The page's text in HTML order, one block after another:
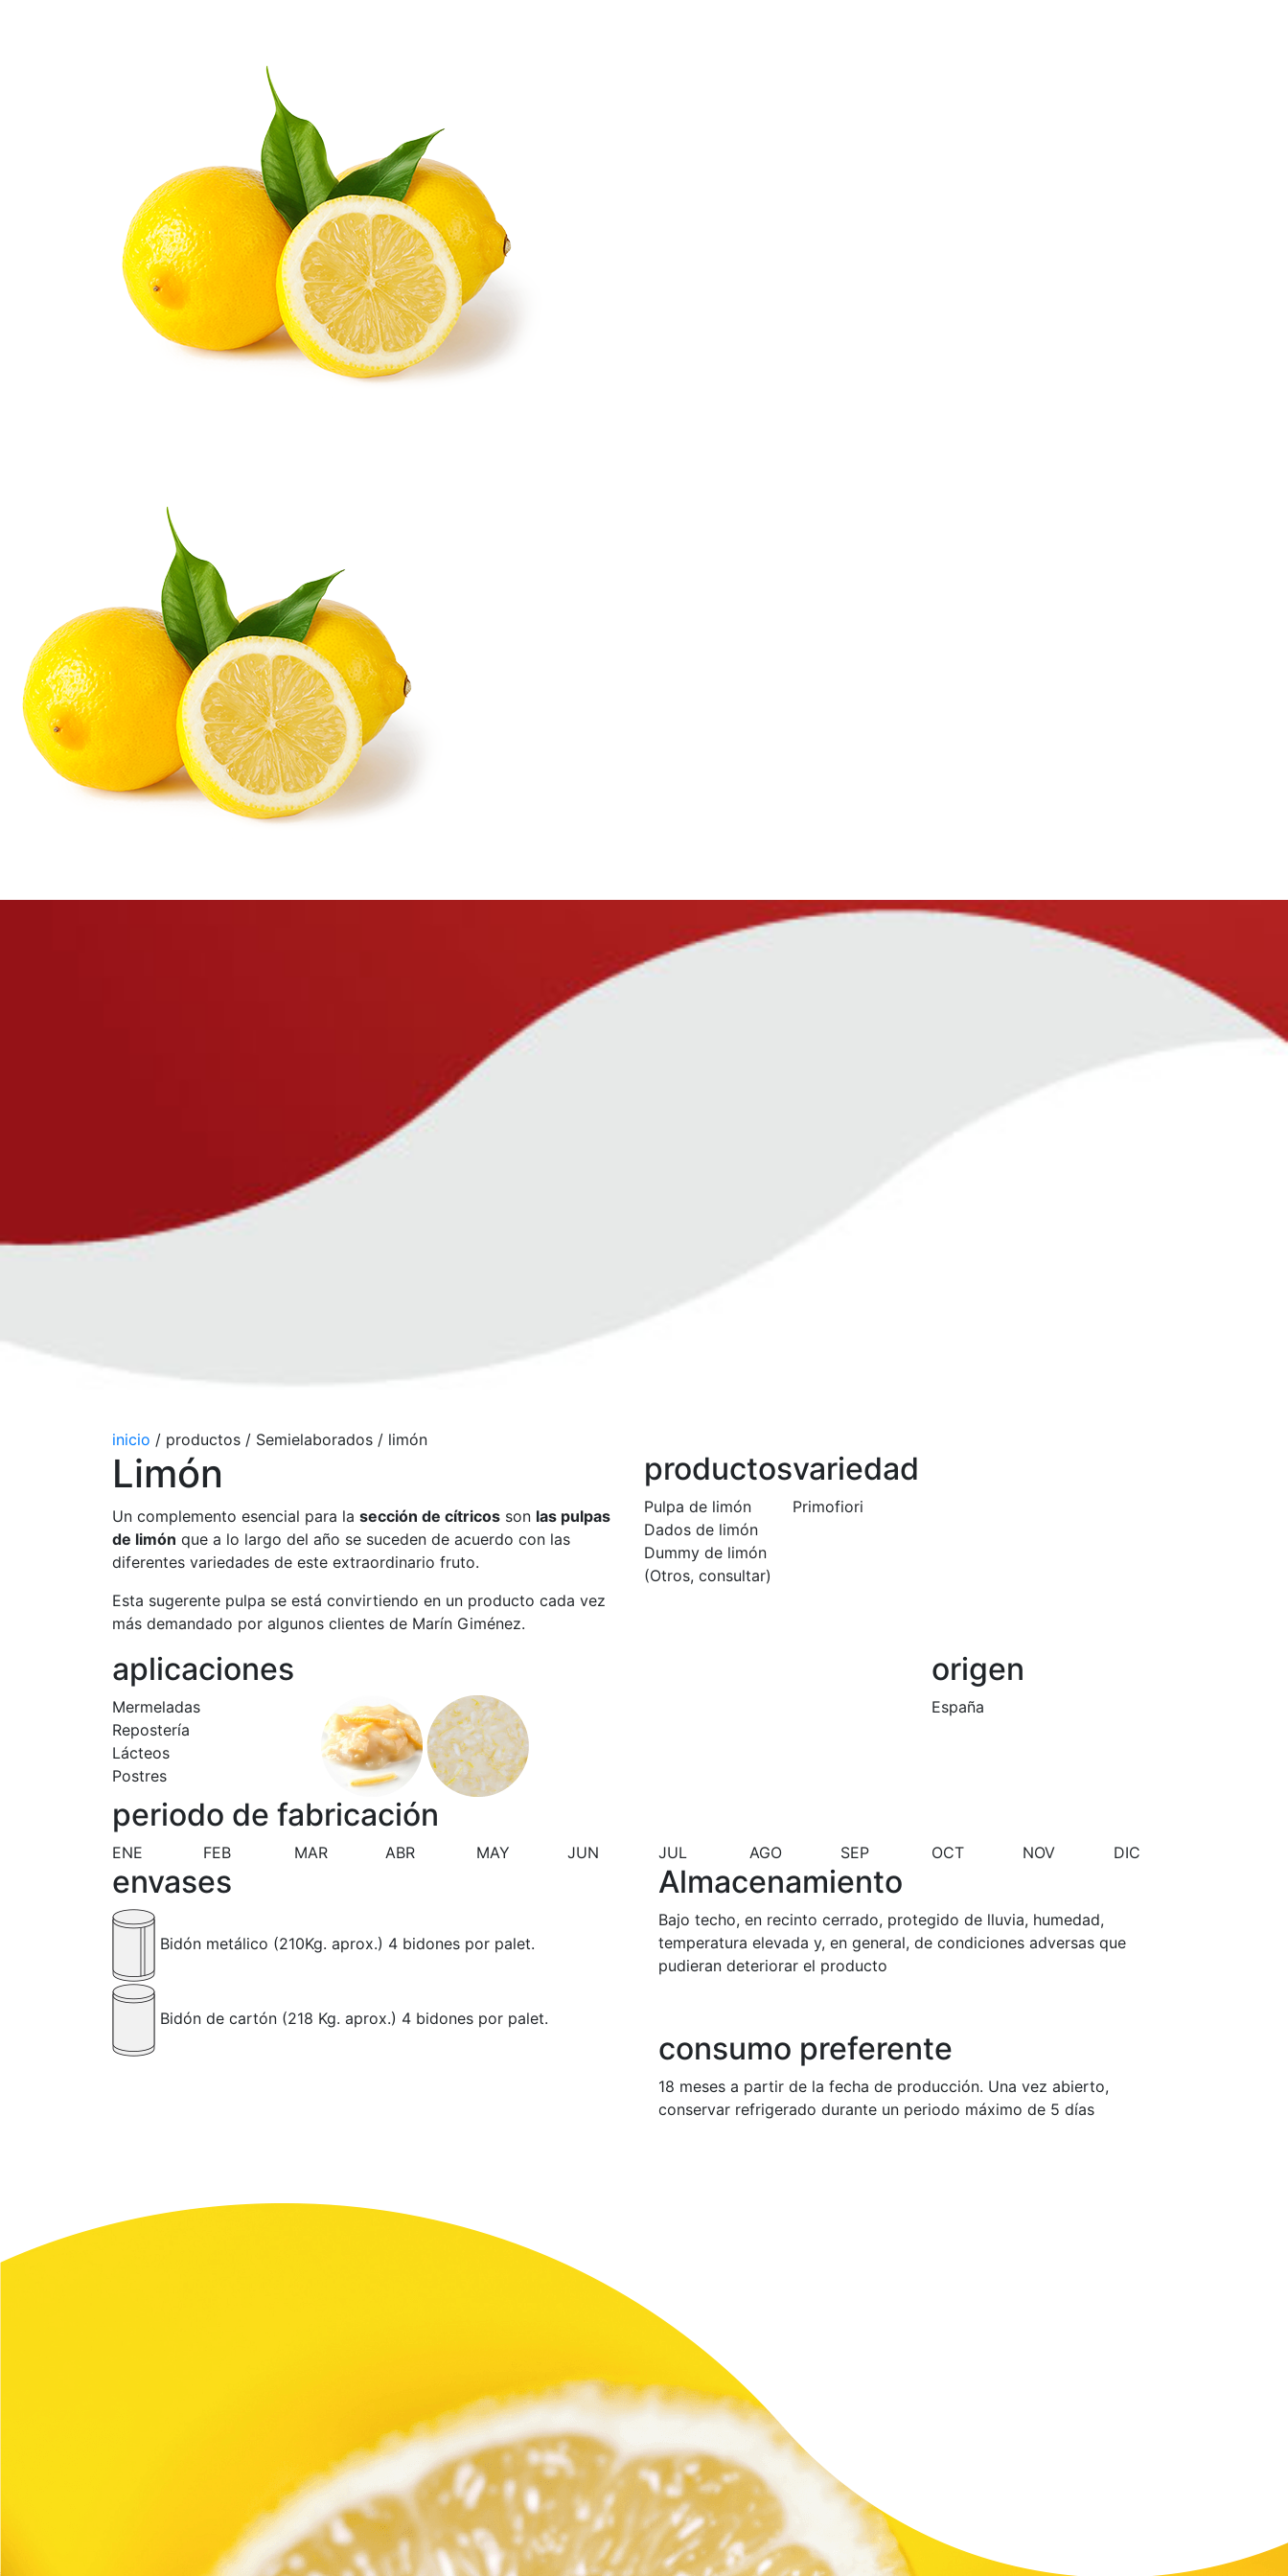
inicio / productos / Semielaborados / limón
Limón
Un complemento esencial para la sección de cítricos son las pulpas
de limón que a lo largo del año se suceden de acuerdo con las
diferentes variedades de este extraordinario fruto.
Esta sugerente pulpa se está convirtiendo en un producto cada vez
más demandado por algunos clientes de Marín Giménez.
productos
Pulpa de limón
Dados de limón
Dummy de limón
(Otros, consultar)
variedad
Primofiori
aplicaciones
Mermeladas
Repostería
Lácteos
Postres
origen
España
periodo de fabricación
ENE FEB MAR ABR MAY JUN JUL AGO SEP OCT NOV DIC
envases
Bidón metálico (210Kg. aprox.) 4 bidones por palet.
Bidón de cartón (218 Kg. aprox.) 4 bidones por palet.
Almacenamiento
Bajo techo, en recinto cerrado, protegido de lluvia, humedad,
temperatura elevada y, en general, de condiciones adversas que
pudieran deteriorar el producto
consumo preferente
18 meses a partir de la fecha de producción. Una vez abierto,
conservar refrigerado durante un periodo máximo de 5 días